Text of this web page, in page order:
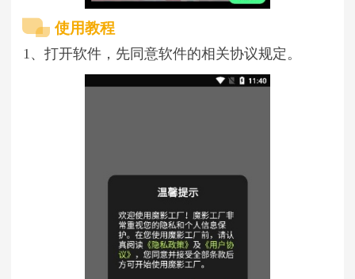
使用教程
1、打开软件，先同意软件的相关协议规定。